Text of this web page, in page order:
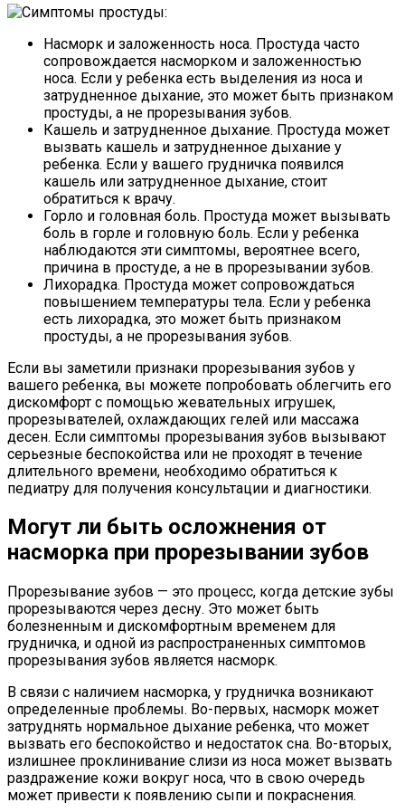
Насморк и заложенность носа. Простуда часто
сопровождается насморком и заложенностью
носа. Если у ребенка есть выделения из носа и
затрудненное дыхание, это может быть признаком
простуды, а не прорезывания зубов.
Кашель и затрудненное дыхание. Простуда может
вызвать кашель и затрудненное дыхание у
ребенка. Если у вашего грудничка появился
кашель или затрудненное дыхание, стоит
обратиться к врачу.
Горло и головная боль. Простуда может вызывать
боль в горле и головную боль. Если у ребенка
наблюдаются эти симптомы, вероятнее всего,
причина в простуде, а не в прорезывании зубов.
Лихорадка. Простуда может сопровождаться
повышением температуры тела. Если у ребенка
есть лихорадка, это может быть признаком
простуды, а не прорезывания зубов.
Если вы заметили признаки прорезывания зубов у
вашего ребенка, вы можете попробовать облегчить его
дискомфорт с помощью жевательных игрушек,
прорезывателей, охлаждающих гелей или массажа
десен. Если симптомы прорезывания зубов вызывают
серьезные беспокойства или не проходят в течение
длительного времени, необходимо обратиться к
педиатру для получения консультации и диагностики.
Могут ли быть осложнения от
насморка при прорезывании зубов
Прорезывание зубов — это процесс, когда детские зубы
прорезываются через десну. Это может быть
болезненным и дискомфортным временем для
грудничка, и одной из распространенных симптомов
прорезывания зубов является насморк.
В связи с наличием насморка, у грудничка возникают
определенные проблемы. Во-первых, насморк может
затруднять нормальное дыхание ребенка, что может
вызвать его беспокойство и недостаток сна. Во-вторых,
излишнее проклинивание слизи из носа может вызвать
раздражение кожи вокруг носа, что в свою очередь
может привести к появлению сыпи и покраснения.